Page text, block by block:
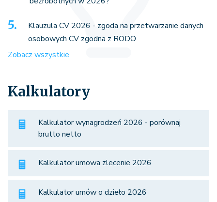
Klauzula CV 2026 - zgoda na przetwarzanie danych
osobowych CV zgodna z RODO
Zobacz wszystkie
Kalkulatory
Kalkulator wynagrodzeń 2026 - porównaj
brutto netto
Kalkulator umowa zlecenie 2026
Kalkulator umów o dzieło 2026